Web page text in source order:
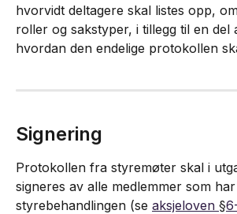
hvorvidt deltagere skal listes opp,
roller og sakstyper, i tillegg til en del
hvordan den endelige protokollen
Signering
Protokollen fra styremøter skal i
signeres av alle medlemmer som
styrebehandlingen (se aksjeloven §